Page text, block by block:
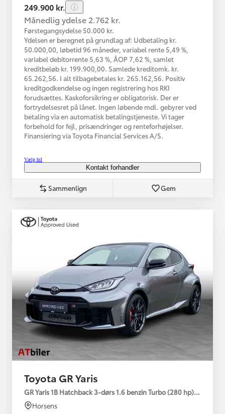
249.900 kr.
Månedlig ydelse 2.762 kr.
Førstegangsydelse 50.000 kr.
Ydelsen er beregnet på grundlag af: Udbetaling kr.
50.000,00, løbetid 96 måneder, variabel rente 5,49 %,
variabel debitorrente 5,63 %, ÅOP 7,62 %, samlet
kreditbeløb kr. 199.900,00. Samlede kreditomk. kr.
65.262,56. I alt tilbagebetales kr. 265.162,56. Positiv
kreditgodkendelse og ingen registrering hos RKI
forudsættes. Kaskoforsikring er obligatorisk. Der er
fortrydelsesret på lånet. Ingen løbende mdl. gebyrer ved
betaling via en automatisk betalingstjeneste. Vi tager
forbehold for fejl, prisændringer og renteforhøjelser.
Finansiering via Toyota Financial Services A/S.
Vælg bil
Kontakt forhandler
Sammenlign Gem
Toyota GR Yaris
GR Yaris 1B Hatchback 3-dørs 1.6 benzin Turbo (280 hp) Aut.
Horsens